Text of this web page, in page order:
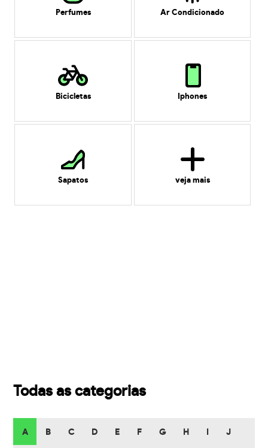
Perfumes Ar Condicionado
Bicicletas Iphones
Sapatos veja mais
Todas as categorias
A B C D E F G H J